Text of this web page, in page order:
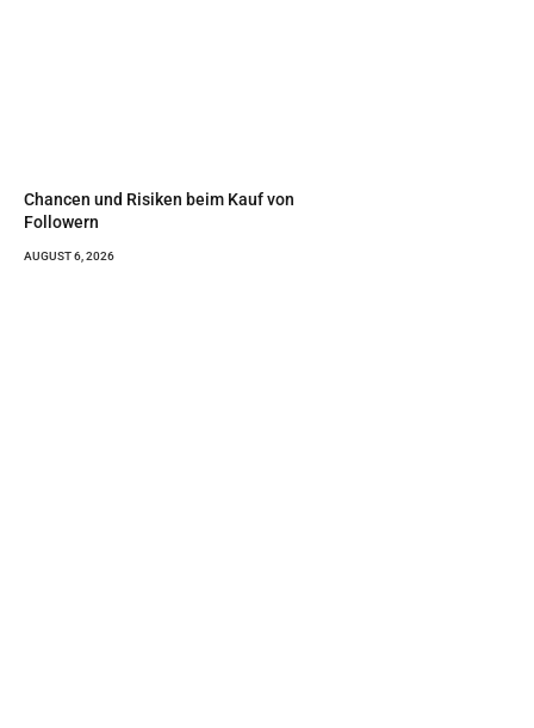
Chancen und Risiken beim Kauf von
Followern
AUGUST 6, 2026